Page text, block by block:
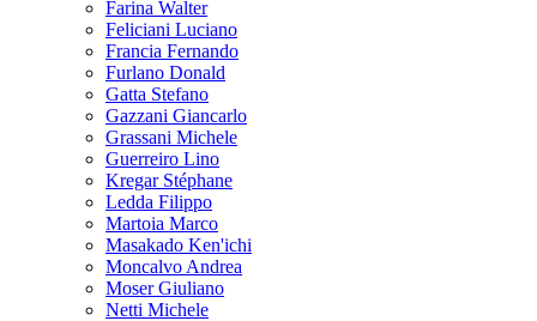
Farina Walter
Feliciani Luciano
Francia Fernando
Furlano Donald
Gatta Stefano
Gazzani Giancarlo
Grassani Michele
Guerreiro Lino
Kregar Stéphane
Ledda Filippo
Martoia Marco
Masakado Ken'ichi
Moncalvo Andrea
Moser Giuliano
Netti Michele